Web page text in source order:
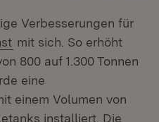
Verbesserungen für
mit sich. So erhöht
800 auf 1.300 Tonnen
eine
einem Volumen von
installiert. Die